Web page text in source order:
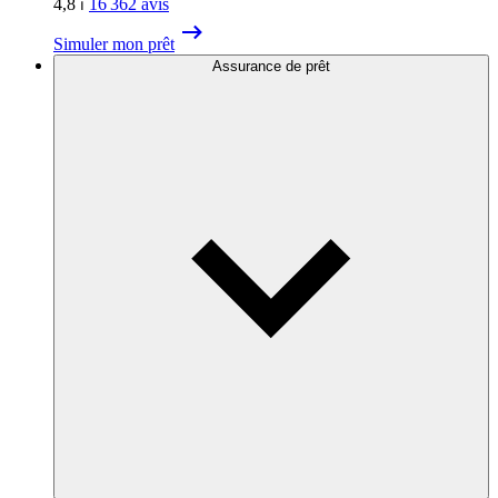
Simuler mon prêt
Assurance de prêt